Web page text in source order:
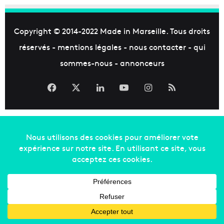
Copyright © 2014-2022 Made in Marseille. Tous droits
réservés - mentions légales- nous contacter- qui
sommes-nous- annonceurs
Facebook LinkedinYouTubeInstagram